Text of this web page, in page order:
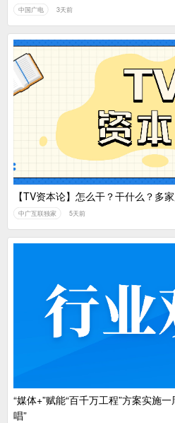
中国广电 3天前
【TV资本论】怎么干？干什么？多
中广互联独家 5天前
“媒体+”赋能“百千万工程”方案实施
唱”